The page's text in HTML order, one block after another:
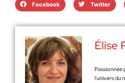
Facebook Twitter
Élise
Passionnée
l'univers du